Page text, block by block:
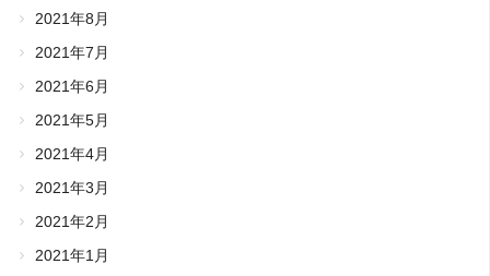
2021年8月
2021年7月
2021年6月
2021年5月
2021年4月
2021年3月
2021年2月
2021年1月